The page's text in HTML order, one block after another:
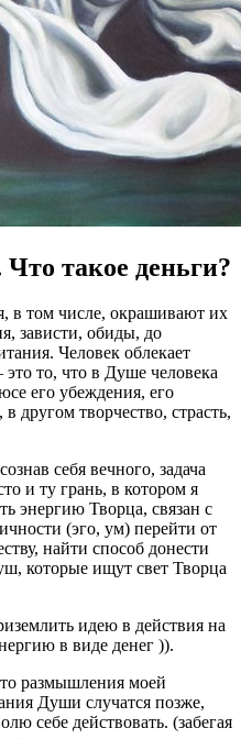
такое деньги?
в том числе, окрашивают их
зависти, обиды, до
Человек облекает
то, что в Душе человека
его убеждения, его
другом творчество, страсть,
себя вечного, задача
и ту грань, в котором я
энергию Творца, связан с
(эго, ум) перейти от
найти способ донести
которые ищут свет Творца
идею в действия на
в виде денег )).
размышления моей
Души случатся позже,
себе действовать. (забегая